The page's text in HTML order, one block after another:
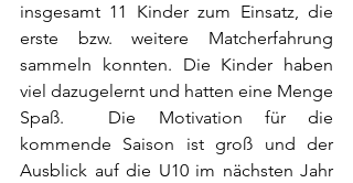
insgesamt 11 Kinder zum Einsatz, die
erste bzw. weitere Matcherfahrung
sammeln konnten. Die Kinder haben
viel dazugelernt und hatten eine Menge
Spaß.  Die Motivation für die
kommende Saison ist groß und der
Ausblick auf die U10 im nächsten Jahr